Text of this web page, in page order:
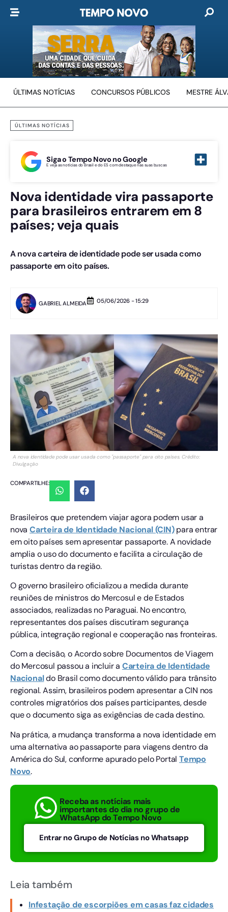
ÚLTIMAS NOTÍCIAS CONCURSOS PÚBLICOS MESTRE
ÚLTIMAS NOTÍCIAS
Siga o Tempo Novo no Google
E veja as notícias do Brasil e do ES com destaque nas suas buscas
Nova identidade vira passaporte
para brasileiros entrarem em 8
países; veja quais
A nova carteira de identidade pode ser usada como
passaporte em oito países.
GABRIEL ALMEIDA 05/06/2026 - 15:29
A nova identidade pode usar usada como "passaporte" para oito países. Crédito:
Divulgação
COMPARTILHE:
Brasileiros que pretendem viajar agora podem usar a
nova Carteira de Identidade Nacional (CIN)para entrar
em oito países sem apresentar passaporte. A novidade
amplia o uso do documento e facilita a circulação de
turistas dentro da região.
O governo brasileiro oficializou a medida durante
reuniões de ministros do Mercosul e de Estados
associados, realizadas no Paraguai. No encontro,
representantes dos países discutiram segurança
pública, integração regional e cooperação nas fronteiras.
Com a decisão, o Acordo sobre Documentos de Viagem
do Mercosul passou a incluir a Carteira de Identidade
Nacionaldo Brasil como documento válido para trânsito
regional. Assim, brasileiros podem apresentar a CIN nos
controles migratórios dos países participantes, desde
que o documento siga as exigências de cada destino.
Na prática, a mudança transforma a nova identidade em
uma alternativa ao passaporte para viagens dentro da
América do Sul, conforme apurado pelo Portal Tempo
Novo.
Receba as notícias mais
importantes do dia no grupo de
WhatsApp do Tempo Novo
Entrar no Grupo de Notícias no Whatsapp
Leia também
Infestação de escorpiões em casas faz cidades